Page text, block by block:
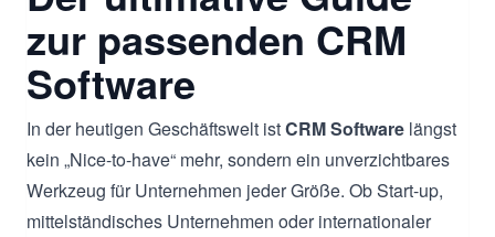
zur passenden CRM
Software
In der heutigen Geschäftswelt istCRM Software längst
kein „Nice-to-have“ mehr, sondern ein unverzichtbares
Werkzeug für Unternehmen jeder Größe. Ob Start-up,
mittelständisches Unternehmen oder internationaler